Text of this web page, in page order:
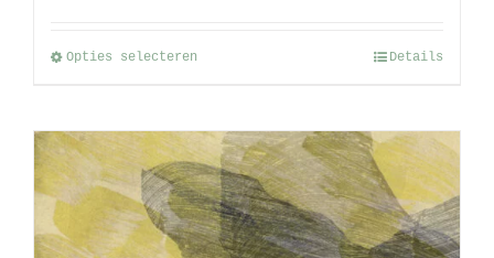
Opties selecteren
meerdere
variaties.
Deze
optie
Details